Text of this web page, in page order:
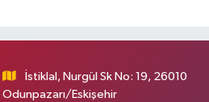
İstiklal, Nurgül Sk No: 19, 26010
Odunpazarı/Eskişehir